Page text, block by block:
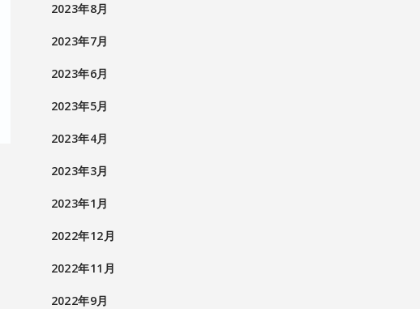
2023年8月
2023年7月
2023年6月
2023年5月
2023年4月
2023年3月
2023年1月
2022年12月
2022年11月
2022年9月